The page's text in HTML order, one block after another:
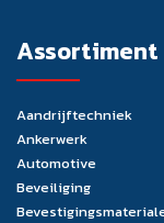
Assortiment
Aandrijftechniek
Ankerwerk
Automotive
Beveiliging